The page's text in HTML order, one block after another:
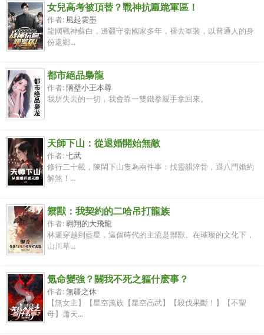
女兒高考被頂替？戰神抗匾跪軍區！
作者: 風起雲墨
龍國戰神蘇白，邊疆守衛國家多年，褪去軍裝，以普通人的身
份還鄉...
都市絕品梟龍
作者:隔壁小王本尊
我所失去的一切，我會靠一雙鐵拳親手拿回來。
天師下山：從退婚開始無敵
作者:七武
修行二十載，陳閑下山隻為兩件事：找靈韻淬骨，退八門婚約
解煞！...
禦獸：我契約的二哈吊打龍族
作者:翱翔的大飛龍
林遲穿越到藍星，這個時代的主流是禦獸。在璀璨的文化下，
山川草...
氪命變強？關我不死之軀什麽事？
作者:無疆之休
【無女主】【星空萬族【星空高武】【殺伐果斷！】【不聖
母】蕭天...